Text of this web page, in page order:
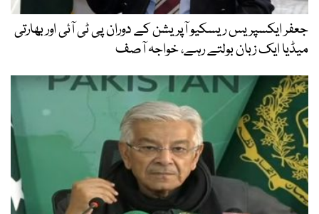
جعفر ایکسپریس ریسکیو آپریشن کے دوران پی ٹی آئی اور بھارتی
میڈیا ایک زبان بولتے رہے، خواجہ آصف